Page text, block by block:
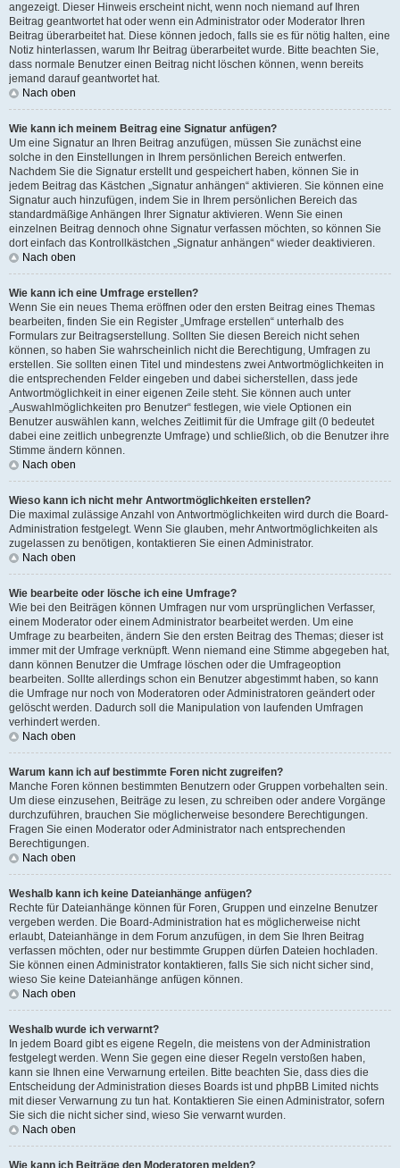
angezeigt. Dieser Hinweis erscheint nicht, wenn noch niemand auf Ihren
Beitrag geantwortet hat oder wenn ein Administrator oder Moderator Ihren
Beitrag überarbeitet hat. Diese können jedoch, falls sie es für nötig halten, eine
Notiz hinterlassen, warum Ihr Beitrag überarbeitet wurde. Bitte beachten Sie,
dass normale Benutzer einen Beitrag nicht löschen können, wenn bereits
jemand darauf geantwortet hat.
Nach oben
Wie kann ich meinem Beitrag eine Signatur anfügen?
Um eine Signatur an Ihren Beitrag anzufügen, müssen Sie zunächst eine
solche in den Einstellungen in Ihrem persönlichen Bereich entwerfen.
Nachdem Sie die Signatur erstellt und gespeichert haben, können Sie in
jedem Beitrag das Kästchen „Signatur anhängen“ aktivieren. Sie können eine
Signatur auch hinzufügen, indem Sie in Ihrem persönlichen Bereich das
standardmäßige Anhängen Ihrer Signatur aktivieren. Wenn Sie einen
einzelnen Beitrag dennoch ohne Signatur verfassen möchten, so können Sie
dort einfach das Kontrollkästchen „Signatur anhängen“ wieder deaktivieren.
Nach oben
Wie kann ich eine Umfrage erstellen?
Wenn Sie ein neues Thema eröffnen oder den ersten Beitrag eines Themas
bearbeiten, finden Sie ein Register „Umfrage erstellen“ unterhalb des
Formulars zur Beitragserstellung. Sollten Sie diesen Bereich nicht sehen
können, so haben Sie wahrscheinlich nicht die Berechtigung, Umfragen zu
erstellen. Sie sollten einen Titel und mindestens zwei Antwortmöglichkeiten in
die entsprechenden Felder eingeben und dabei sicherstellen, dass jede
Antwortmöglichkeit in einer eigenen Zeile steht. Sie können auch unter
„Auswahlmöglichkeiten pro Benutzer“ festlegen, wie viele Optionen ein
Benutzer auswählen kann, welches Zeitlimit für die Umfrage gilt (0 bedeutet
dabei eine zeitlich unbegrenzte Umfrage) und schließlich, ob die Benutzer ihre
Stimme ändern können.
Nach oben
Wieso kann ich nicht mehr Antwortmöglichkeiten erstellen?
Die maximal zulässige Anzahl von Antwortmöglichkeiten wird durch die Board-
Administration festgelegt. Wenn Sie glauben, mehr Antwortmöglichkeiten als
zugelassen zu benötigen, kontaktieren Sie einen Administrator.
Nach oben
Wie bearbeite oder lösche ich eine Umfrage?
Wie bei den Beiträgen können Umfragen nur vom ursprünglichen Verfasser,
einem Moderator oder einem Administrator bearbeitet werden. Um eine
Umfrage zu bearbeiten, ändern Sie den ersten Beitrag des Themas; dieser ist
immer mit der Umfrage verknüpft. Wenn niemand eine Stimme abgegeben hat,
dann können Benutzer die Umfrage löschen oder die Umfrageoption
bearbeiten. Sollte allerdings schon ein Benutzer abgestimmt haben, so kann
die Umfrage nur noch von Moderatoren oder Administratoren geändert oder
gelöscht werden. Dadurch soll die Manipulation von laufenden Umfragen
verhindert werden.
Nach oben
Warum kann ich auf bestimmte Foren nicht zugreifen?
Manche Foren können bestimmten Benutzern oder Gruppen vorbehalten sein.
Um diese einzusehen, Beiträge zu lesen, zu schreiben oder andere Vorgänge
durchzuführen, brauchen Sie möglicherweise besondere Berechtigungen.
Fragen Sie einen Moderator oder Administrator nach entsprechenden
Berechtigungen.
Nach oben
Weshalb kann ich keine Dateianhänge anfügen?
Rechte für Dateianhänge können für Foren, Gruppen und einzelne Benutzer
vergeben werden. Die Board-Administration hat es möglicherweise nicht
erlaubt, Dateianhänge in dem Forum anzufügen, in dem Sie Ihren Beitrag
verfassen möchten, oder nur bestimmte Gruppen dürfen Dateien hochladen.
Sie können einen Administrator kontaktieren, falls Sie sich nicht sicher sind,
wieso Sie keine Dateianhänge anfügen können.
Nach oben
Weshalb wurde ich verwarnt?
In jedem Board gibt es eigene Regeln, die meistens von der Administration
festgelegt werden. Wenn Sie gegen eine dieser Regeln verstoßen haben,
kann sie Ihnen eine Verwarnung erteilen. Bitte beachten Sie, dass dies die
Entscheidung der Administration dieses Boards ist und phpBB Limited nichts
mit dieser Verwarnung zu tun hat. Kontaktieren Sie einen Administrator, sofern
Sie sich die nicht sicher sind, wieso Sie verwarnt wurden.
Nach oben
Wie kann ich Beiträge den Moderatoren melden?